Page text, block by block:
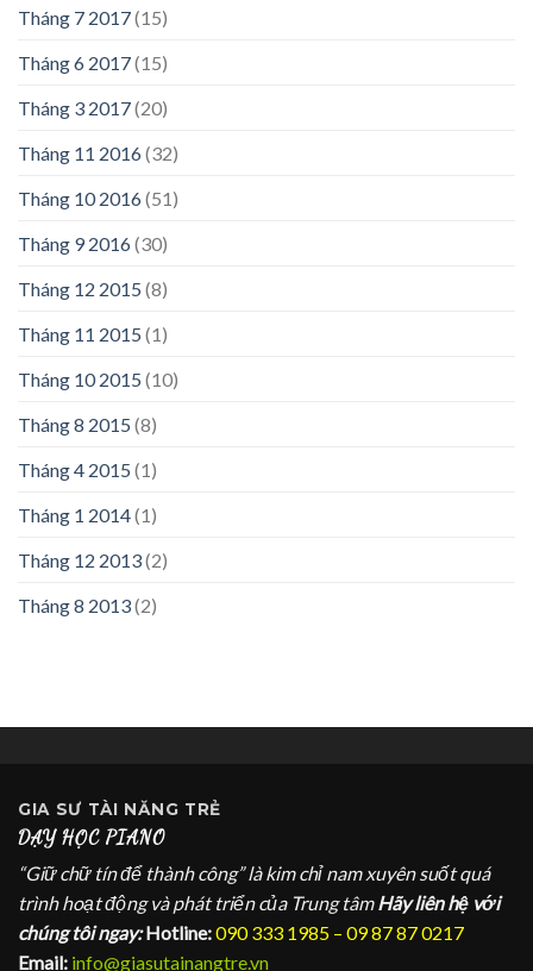
Tháng 7 2017(15)
Tháng 6 2017(15)
Tháng 3 2017(20)
Tháng 11 2016(32)
Tháng 10 2016(51)
Tháng 9 2016(30)
Tháng 12 2015 (8)
Tháng 11 2015 (1)
Tháng 10 2015 (10)
Tháng 8 2015 (8)
Tháng 4 2015 (1)
Tháng 1 2014(1)
Tháng 12 2013(2)
Tháng 8 2013(2)
GIA SƯ TÀI NĂNG TRẺ
DẠY HỌC PIANO
“Giữ chữ tín để thành công” là kim chỉ nam xuyên suốt quá
trình hoạt động và phát triển của Trung tâm Hãy liên hệ với
chúng tôi ngay: Hotline:090 333 1985 – 09 87 87 0217
Email: info@giasutainangtre.vn